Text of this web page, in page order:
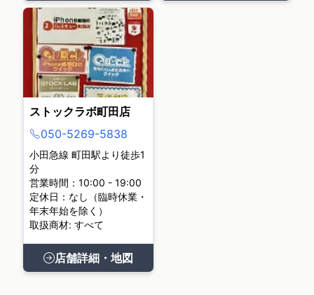
ストックラボ町田店
050-5269-5838
小田急線 町田駅より徒歩1
分
営業時間：10:00 - 19:00
定休日：なし（臨時休業・
年末年始を除く）
取扱商材: すべて
店舗詳細・地図